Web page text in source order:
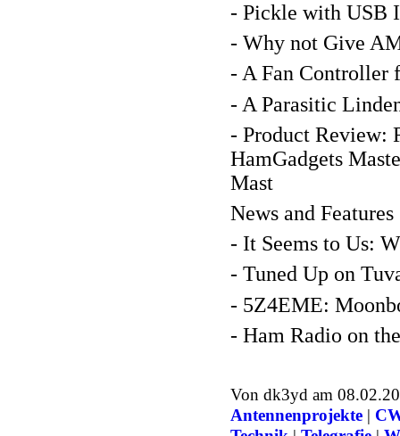
- Pickle with USB
- Why not Give
- A Fan Controller
- A Parasitic
- Product Review:
HamGadgets
Mast
News and Features
- It Seems to Us:
- Tuned Up on
- 5Z4EME:
- Ham Radio on
Von dk3yd am
Antennenprojekte|